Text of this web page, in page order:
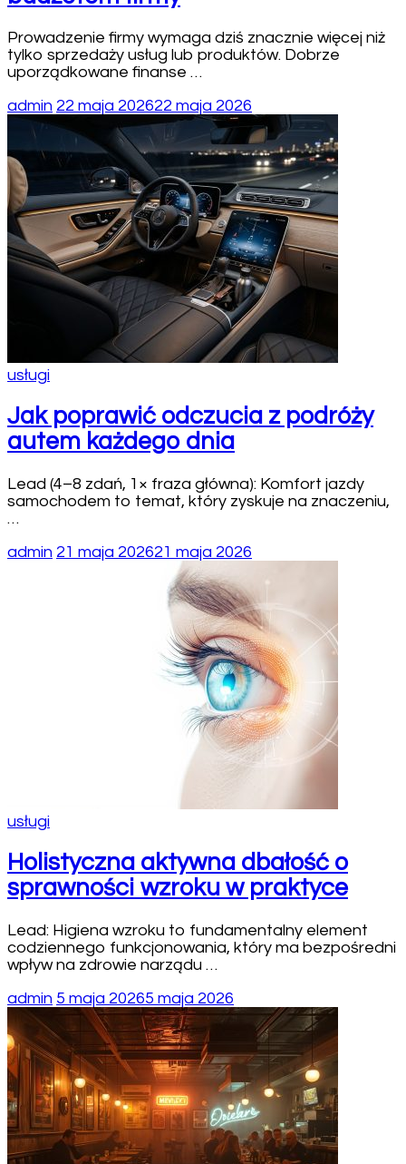
Prowadzenie firmy wymaga dziś znacznie więcej niż
tylko sprzedaży usług lub produktów. Dobrze
uporządkowane finanse …
admin 22 maja 202622 maja 2026
usługi
Jak poprawić odczucia z podróży
autem każdego dnia
Lead (4–8 zdań, 1× fraza główna): Komfort jazdy
samochodem to temat, który zyskuje na znaczeniu,
…
admin 21 maja 202621 maja 2026
usługi
Holistyczna aktywna dbałość o
sprawności wzroku w praktyce
Lead: Higiena wzroku to fundamentalny element
codziennego funkcjonowania, który ma bezpośredni
wpływ na zdrowie narządu …
admin 5 maja 20265 maja 2026